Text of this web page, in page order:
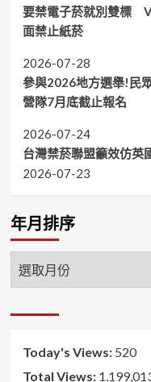
要禁電子菸就別雙標
面禁止紙菸
2026-07-28
參與2026地方選舉!民
營隊7月底截止報名
2026-07-24
台灣禁菸聯盟籲效仿
2026-07-23
年月排序
年
月
序
Today's Views: 520
Total Views: